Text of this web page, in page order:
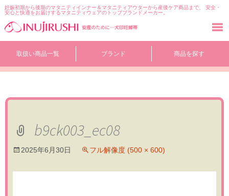
妊娠初期から後期のマタニティインナー＆マタニティアウターから産後ケア商品まで、 安全・
安心と快適をお届けするマタニティウェアのトップブランドメーカー。
テ
取扱い商品一覧 ブランド 商品を探す
b9ck003_ec08
2025年6月30日 フル解像度 (500 × 600)